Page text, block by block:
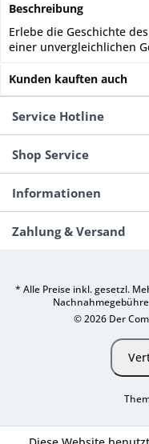
Beschreibung
Erlebe die Geschichte
einer unvergleichlichen
Kunden kauften auch
Service Hotline
Shop Service
Informationen
Zahlung & Versand
* Alle Preise inkl. gesetzl.
© 2026 Der